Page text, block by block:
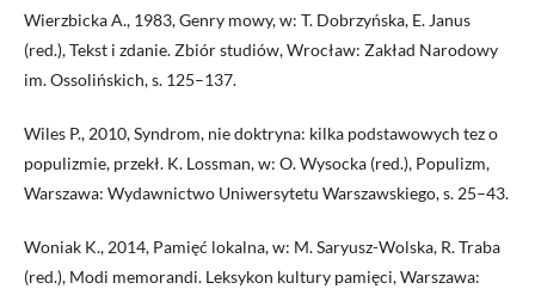
Wierzbicka A., 1983, Genry mowy, w: T. Dobrzyńska, E. Janus
(red.), Tekst i zdanie. Zbiór studiów, Wrocław: Zakład Narodowy
im. Ossolińskich, s. 125–137.
Wiles P., 2010, Syndrom, nie doktryna: kilka podstawowych tez o
populizmie, przekł. K. Lossman, w: O. Wysocka (red.), Populizm,
Warszawa: Wydawnictwo Uniwersytetu Warszawskiego, s. 25–43.
Woniak K., 2014, Pamięć lokalna, w: M. Saryusz-Wolska, R. Traba
(red.), Modi memorandi. Leksykon kultury pamięci, Warszawa: